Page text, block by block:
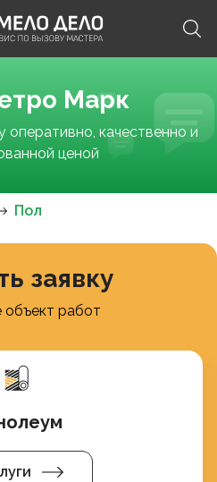
Марк
качественно и
ценой
Пол
заявку
объект работ